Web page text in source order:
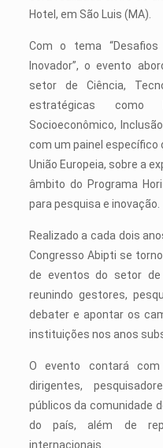
Hotel, em São Luis (MA).
Com o tema
Inovador”, o evento
setor de Ciência,
estratégicas como
Socioeconômico,
com um painel específico
União Europeia, sobre a
âmbito do Programa
para pesquisa e inovação.
Realizado a cada dois
Congresso Abipti se
de eventos do setor
reunindo gestores,
debater e apontar os
instituições nos anos
O evento contará
dirigentes,
públicos da comunidade
do país, além de
internacionais.